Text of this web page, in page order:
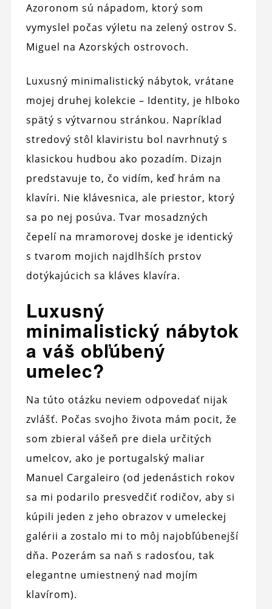
Azoronom sú nápadom, ktorý som
vymyslel počas výletu na zelený ostrov S.
Miguel na Azorských ostrovoch.
Luxusný minimalistický nábytok, vrátane
mojej druhej kolekcie – Identity, je hlboko
spätý s výtvarnou stránkou. Napríklad
stredový stôl klaviristu bol navrhnutý s
klasickou hudbou ako pozadím. Dizajn
predstavuje to, čo vidím, keď hrám na
klavíri. Nie klávesnica, ale priestor, ktorý
sa po nej posúva. Tvar mosadzných
čepelí na mramorovej doske je identický
s tvarom mojich najdlhších prstov
dotýkajúcich sa kláves klavíra.
Luxusný
minimalistický nábytok
a váš obľúbený
umelec?
Na túto otázku neviem odpovedať nijak
zvlášť. Počas svojho života mám pocit, že
som zbieral vášeň pre diela určitých
umelcov, ako je portugalský maliar
Manuel Cargaleiro (od jedenástich rokov
sa mi podarilo presvedčiť rodičov, aby si
kúpili jeden z jeho obrazov v umeleckej
galérii a zostalo mi to môj najobľúbenejší
dňa. Pozerám sa naň s radosťou, tak
elegantne umiestnený nad mojím
klavírom).